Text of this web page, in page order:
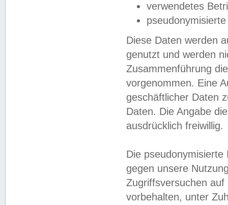
verwendetes
Diese Daten werden
genutzt und werden
Zusammenführung
vorgenommen. Eine
geschäftlicher Daten
Daten. Die Angabe
ausdrücklich freiwillig.
Die
gegen unsere
Zugriffsversuchen
vorbehalten, unter